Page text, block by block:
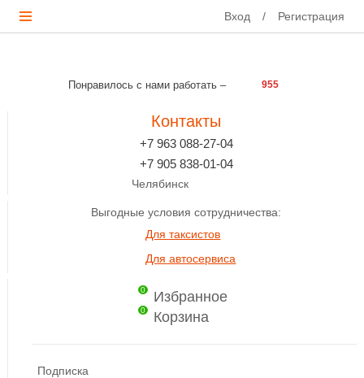
Вход / Регистрация
Понравилось с нами работать – 955
Контакты
+7 963 088-27-04
+7 905 838-01-04
Челябинск
Выгодные условия сотрудничества:
Для таксистов
Для автосервиса
0 Избранное
0 Корзина
Подписка